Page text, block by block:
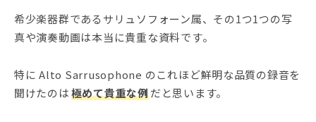
希少楽器群であるサリュソフォーン属、その1つ1つの写
真や演奏動画は本当に貴重な資料です。
特に Alto Sarrusophone のこれほど鮮明な品質の録音を
聞けたのは極めて貴重な例だと思います。